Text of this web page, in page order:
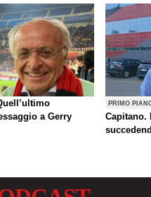
a Gerry
PRIMO
Capitano.